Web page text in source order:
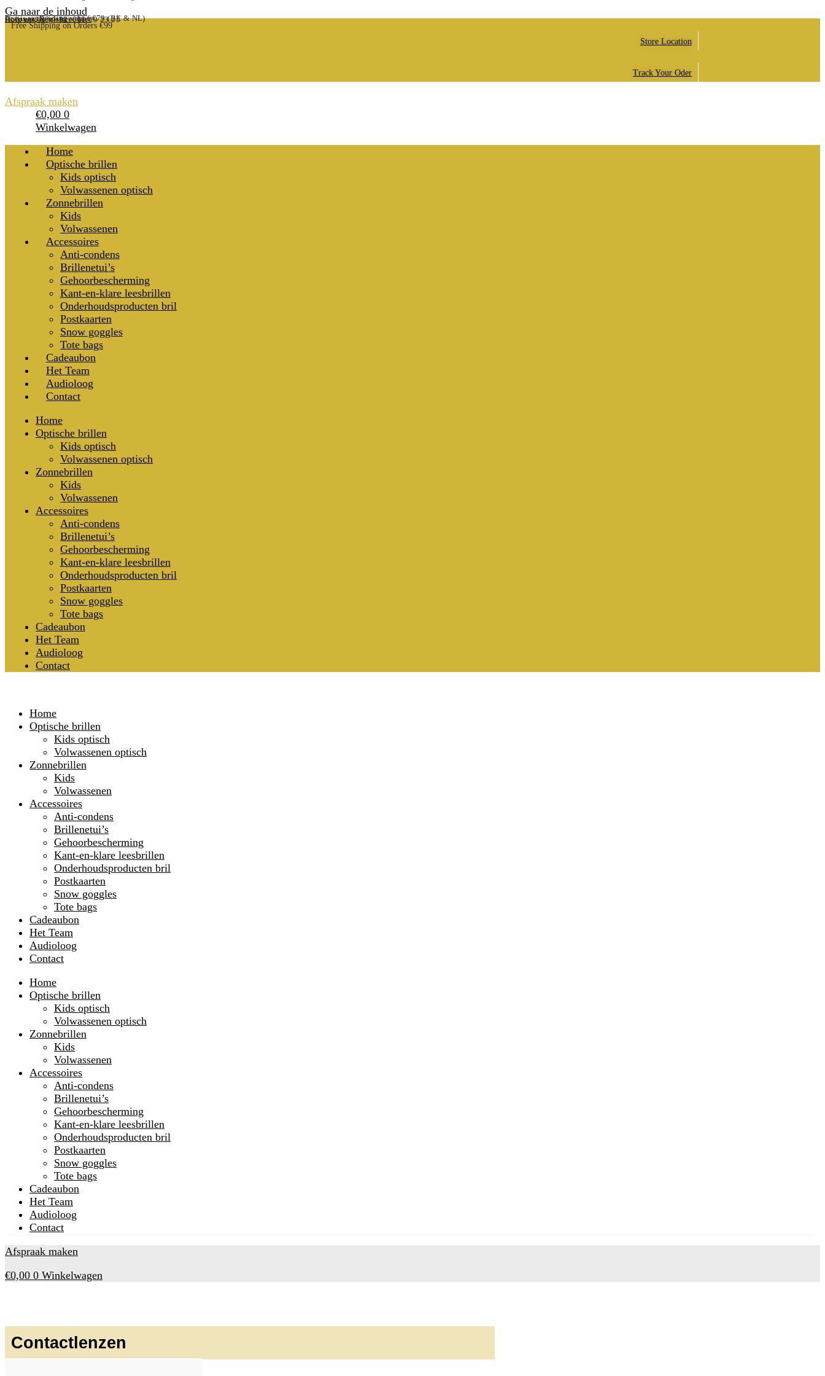
Ga naar de inhoud
Gratis verzending vanaf €79 (BE & NL)
Account, Registreer hier
Hulp nodig? (+32) 011/19 23 25
Free Shipping on Orders €99
Store Location
Track Your Oder
Afspraak maken
€0,00 0
Winkelwagen
Home
Optische brillen
Kids optisch
Volwassenen optisch
Zonnebrillen
Kids
Volwassenen
Accessoires
Anti-condens
Brillenetui’s
Gehoorbescherming
Kant-en-klare leesbrillen
Onderhoudsproducten bril
Postkaarten
Snow goggles
Tote bags
Cadeaubon
Het Team
Audioloog
Contact
Home
Optische brillen
Kids optisch
Volwassenen optisch
Zonnebrillen
Kids
Volwassenen
Accessoires
Anti-condens
Brillenetui’s
Gehoorbescherming
Kant-en-klare leesbrillen
Onderhoudsproducten bril
Postkaarten
Snow goggles
Tote bags
Cadeaubon
Het Team
Audioloog
Contact
Home
Optische brillen
Kids optisch
Volwassenen optisch
Zonnebrillen
Kids
Volwassenen
Accessoires
Anti-condens
Brillenetui’s
Gehoorbescherming
Kant-en-klare leesbrillen
Onderhoudsproducten bril
Postkaarten
Snow goggles
Tote bags
Cadeaubon
Het Team
Audioloog
Contact
Home
Optische brillen
Kids optisch
Volwassenen optisch
Zonnebrillen
Kids
Volwassenen
Accessoires
Anti-condens
Brillenetui’s
Gehoorbescherming
Kant-en-klare leesbrillen
Onderhoudsproducten bril
Postkaarten
Snow goggles
Tote bags
Cadeaubon
Het Team
Audioloog
Contact
Afspraak maken
€0,00 0 Winkelwagen
Contactlenzen